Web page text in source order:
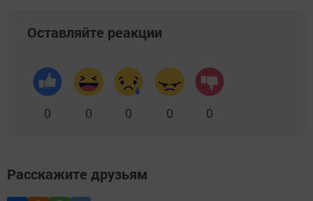
Оставляйте реакции
0 0 0 0 0
Расскажите друзьям